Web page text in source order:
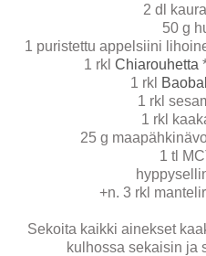
2 dl
50 g
1 puristettu appelsiini
1 rkl Chiarouhetta
1 rkl
1 rkl
1 rkl
25 g
1 tl
+n. 3 rkl
Sekoita kaikki ainekset
kulhossa sekaisin ja